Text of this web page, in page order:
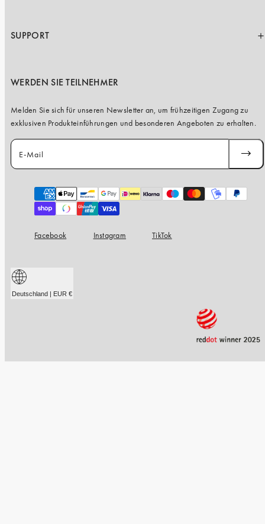
SUPPORT
WERDEN SIE TEILNEHMER
Melden Sie sich für unseren Newsletter an, um frühzeitigen Zugang zu
exklusiven Produkteinführungen und besonderen Angeboten zu erhalten.
E-Mail
Zahlungsarten
Facebook Instagram TikTok
Deutschland | EUR €